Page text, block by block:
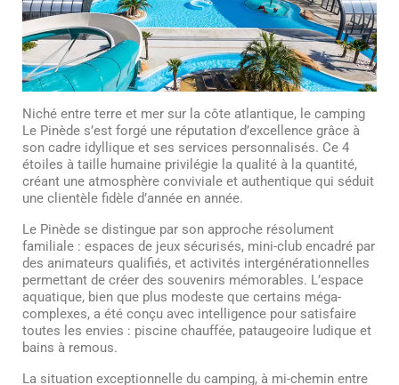
Niché entre terre et mer sur la côte atlantique, le camping
Le Pinède s’est forgé une réputation d’excellence grâce à
son cadre idyllique et ses services personnalisés. Ce 4
étoiles à taille humaine privilégie la qualité à la quantité,
créant une atmosphère conviviale et authentique qui séduit
une clientèle fidèle d’année en année.
Le Pinède se distingue par son approche résolument
familiale : espaces de jeux sécurisés, mini-club encadré par
des animateurs qualifiés, et activités intergénérationnelles
permettant de créer des souvenirs mémorables. L’espace
aquatique, bien que plus modeste que certains méga-
complexes, a été conçu avec intelligence pour satisfaire
toutes les envies : piscine chauffée, pataugeoire ludique et
bains à remous.
La situation exceptionnelle du camping, à mi-chemin entre